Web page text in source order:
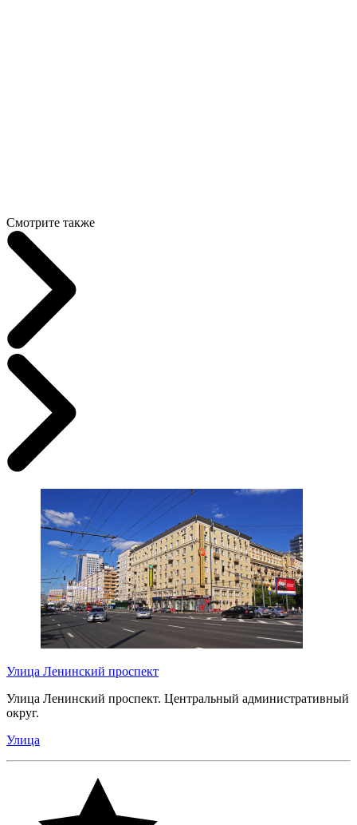
Смотрите также
Улица Ленинский проспект
Улица Ленинский проспект. Центральный административный
округ.
Улица